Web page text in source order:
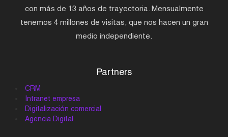
con más de 13 años de trayectoria. Mensualmente
tenemos 4 millones de visitas, que nos hacen un gran
medio independiente.
Partners
CRM
Intranet empresa
Digitalización comercial
Agencia Digital